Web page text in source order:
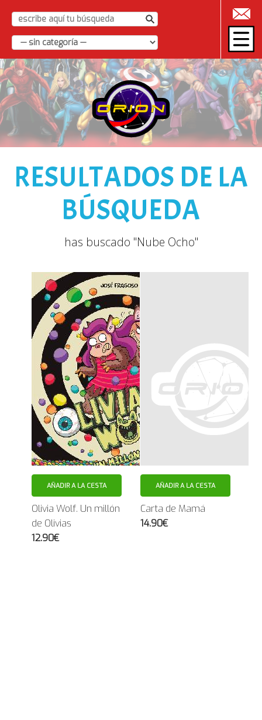
|
RESULTADOS DE LA
BÚSQUEDA
has buscado "Nube Ocho"
AÑADIR A LA CESTA
Olivia Wolf. Un millón
de Olivias
12.90€
AÑADIR A LA CESTA
Carta de Mamá
14.90€